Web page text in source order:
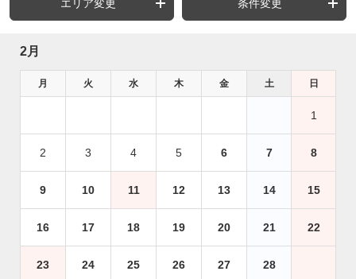
エリア変更 条件変更
2月
月 火 水 木 金 土 日
1
2 3 4 5 6 7 8
9 10 11 12 13 14 15
16 17 18 19 20 21 22
23 24 25 26 27 28